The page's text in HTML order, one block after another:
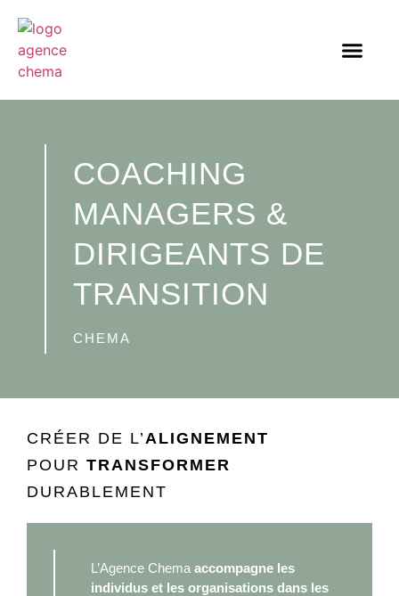
COACHING
MANAGERS &
DIRIGEANTS DE
TRANSITION
CHEMA
CRÉER DE L’ALIGNEMENT
POUR TRANSFORMER
DURABLEMENT
L’Agence Chema accompagne les
individus et les organisations dans les